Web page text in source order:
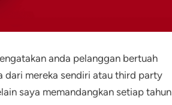
anda pelanggan bertuah
dari mereka sendiri atau third party
saya memandangkan setiap tahun